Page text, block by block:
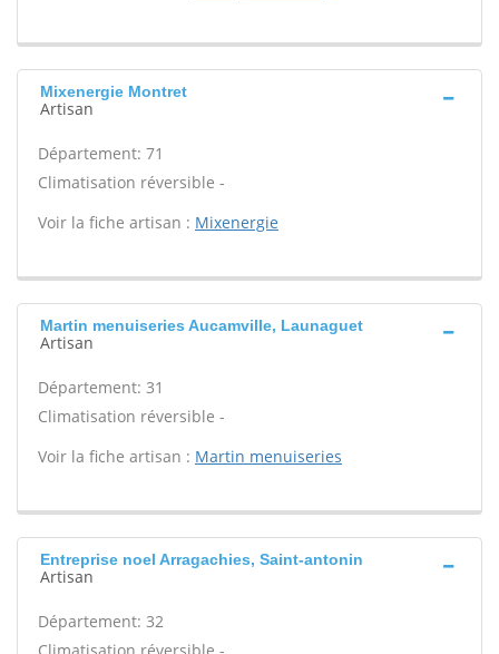
Mixenergie Montret
Artisan
Département: 71
Climatisation réversible -
Voir la fiche artisan : Mixenergie
Martin menuiseries Aucamville, Launaguet
Artisan
Département: 31
Climatisation réversible -
Voir la fiche artisan : Martin menuiseries
Entreprise noel Arragachies, Saint-antonin
Artisan
Département: 32